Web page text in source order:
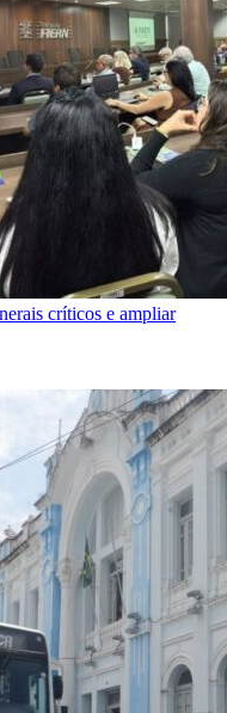
críticos e ampliar